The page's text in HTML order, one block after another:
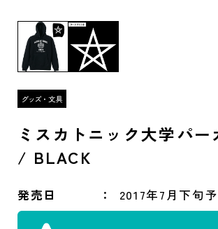
ミスカトニック大学パ
/ BLACK
発売日 2017年7月下旬